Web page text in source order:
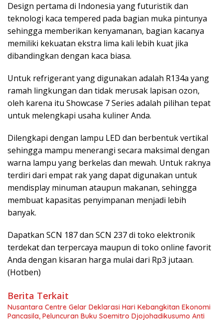
Design pertama di Indonesia yang futuristik dan
teknologi kaca tempered pada bagian muka pintunya
sehingga memberikan kenyamanan, bagian kacanya
memiliki kekuatan ekstra lima kali lebih kuat jika
dibandingkan dengan kaca biasa.
Untuk refrigerant yang digunakan adalah R134a yang
ramah lingkungan dan tidak merusak lapisan ozon,
oleh karena itu Showcase 7 Series adalah pilihan tepat
untuk melengkapi usaha kuliner Anda.
Dilengkapi dengan lampu LED dan berbentuk vertikal
sehingga mampu menerangi secara maksimal dengan
warna lampu yang berkelas dan mewah. Untuk raknya
terdiri dari empat rak yang dapat digunakan untuk
mendisplay minuman ataupun makanan, sehingga
membuat kapasitas penyimpanan menjadi lebih
banyak.
Dapatkan SCN 187 dan SCN 237 di toko elektronik
terdekat dan terpercaya maupun di toko online favorit
Anda dengan kisaran harga mulai dari Rp3 jutaan.
(Hotben)
Berita Terkait
Nusantara Centre Gelar Deklarasi Hari Kebangkitan Ekonomi
Pancasila, Peluncuran Buku Soemitro Djojohadikusumo Anti